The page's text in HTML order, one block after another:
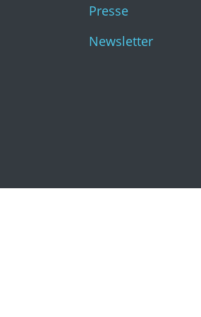
KatharinenruinePresse
Newsletter